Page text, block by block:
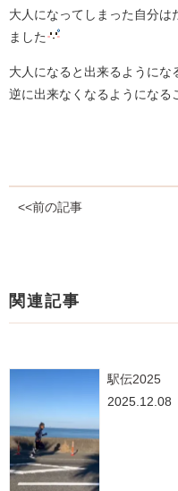
大人になってしまった自分は
ました
大人になると出来るようにな
逆に出来なくなるようになる
<<前の記事
関連記事
駅伝2025
2025.12.08